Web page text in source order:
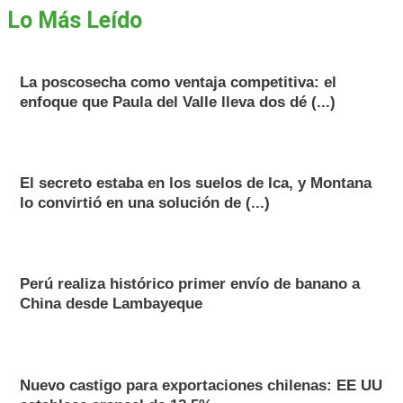
Lo Más Leído
La poscosecha como ventaja competitiva: el
enfoque que Paula del Valle lleva dos dé (...)
El secreto estaba en los suelos de Ica, y Montana
lo convirtió en una solución de (...)
Perú realiza histórico primer envío de banano a
China desde Lambayeque
Nuevo castigo para exportaciones chilenas: EE UU